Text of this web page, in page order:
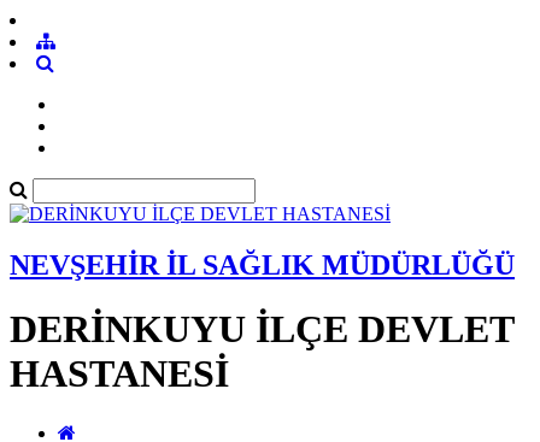
NEVŞEHİR İL SAĞLIK MÜDÜRLÜĞÜ
DERİNKUYU İLÇE DEVLET
HASTANESİ